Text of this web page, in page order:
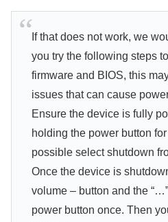
If that does not work, we
you try the following steps
firmware and BIOS, this
issues that can cause
Ensure the device is fully
holding the power button
possible select shutdown
Once the device is
volume – button and the
power button once. Then